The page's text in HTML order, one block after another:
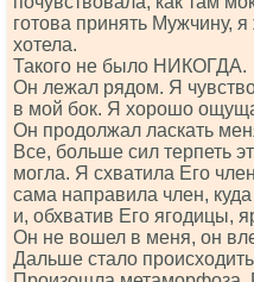
готова принять
хотела.
Такого не было НИКОГДА.
Он лежал рядом. Я
в мой бок. Я хорошо
Он продолжал ласкать
Все, больше сил терпеть
могла. Я схватила Его
сама направила член,
и, обхватив Его ягодицы,
Он не вошел в меня, он
Дальше стало